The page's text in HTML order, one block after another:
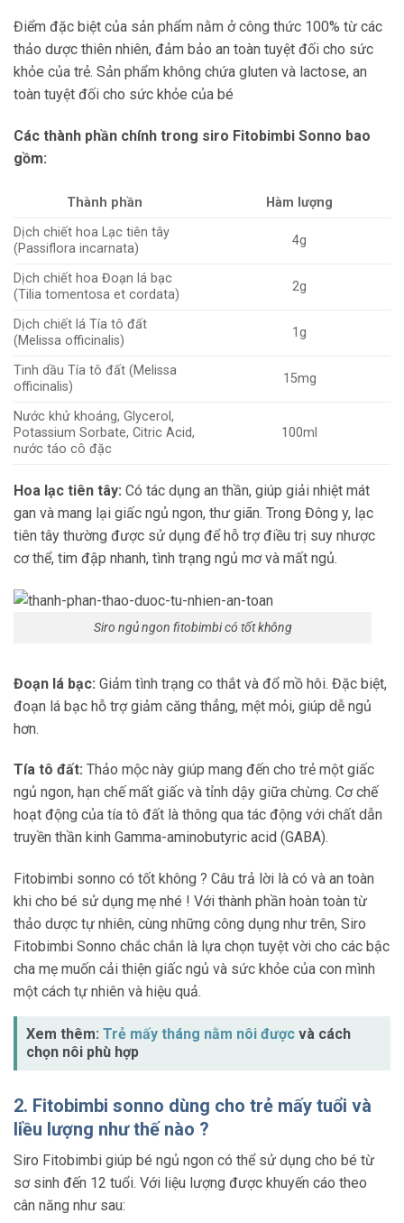
Điểm đặc biệt của sản phẩm nằm ở công thức 100% từ các
thảo dược thiên nhiên, đảm bảo an toàn tuyệt đối cho sức
khỏe của trẻ. Sản phẩm không chứa gluten và lactose, an
toàn tuyệt đối cho sức khỏe của bé
Các thành phần chính trong siro Fitobimbi Sonno bao
gồm:
Thành phần
Hàm lượng
Dịch chiết hoa Lạc tiên tây
(Passiflora incarnata)
4g
Dịch chiết hoa Đoạn lá bạc
(Tilia tomentosa et cordata)
2g
Dịch chiết lá Tía tô đất
(Melissa officinalis)
1g
Tinh dầu Tía tô đất (Melissa
officinalis)
15mg
Nước khử khoáng, Glycerol,
Potassium Sorbate, Citric Acid,
nước táo cô đặc
100ml
Hoa lạc tiên tây: Có tác dụng an thần, giúp giải nhiệt mát
gan và mang lại giấc ngủ ngon, thư giãn. Trong Đông y, lạc
tiên tây thường được sử dụng để hỗ trợ điều trị suy nhược
cơ thể, tim đập nhanh, tình trạng ngủ mơ và mất ngủ.
Siro ngủ ngon fitobimbi có tốt không
Đoạn lá bạc: Giảm tình trạng co thắt và đổ mồ hôi. Đặc biệt,
đoạn lá bạc hỗ trợ giảm căng thẳng, mệt mỏi, giúp dễ ngủ
hơn.
Tía tô đất: Thảo mộc này giúp mang đến cho trẻ một giấc
ngủ ngon, hạn chế mất giấc và tỉnh dậy giữa chừng. Cơ chế
hoạt động của tía tô đất là thông qua tác động với chất dẫn
truyền thần kinh Gamma-aminobutyric acid (GABA).
Fitobimbi sonno có tốt không ? Câu trả lời là có và an toàn
khi cho bé sử dụng mẹ nhé ! Với thành phần hoàn toàn từ
thảo dược tự nhiên, cùng những công dụng như trên, Siro
Fitobimbi Sonno chắc chắn là lựa chọn tuyệt vời cho các bậc
cha mẹ muốn cải thiện giấc ngủ và sức khỏe của con mình
một cách tự nhiên và hiệu quả.
Xem thêm: Trẻ mấy tháng nằm nôi được và cách
chọn nôi phù hợp
2. Fitobimbi sonno dùng cho trẻ mấy tuổi và
liều lượng như thế nào ?
Siro Fitobimbi giúp bé ngủ ngon có thể sử dụng cho bé từ
sơ sinh đến 12 tuổi. Với liệu lượng được khuyến cáo theo
cân năng như sau: